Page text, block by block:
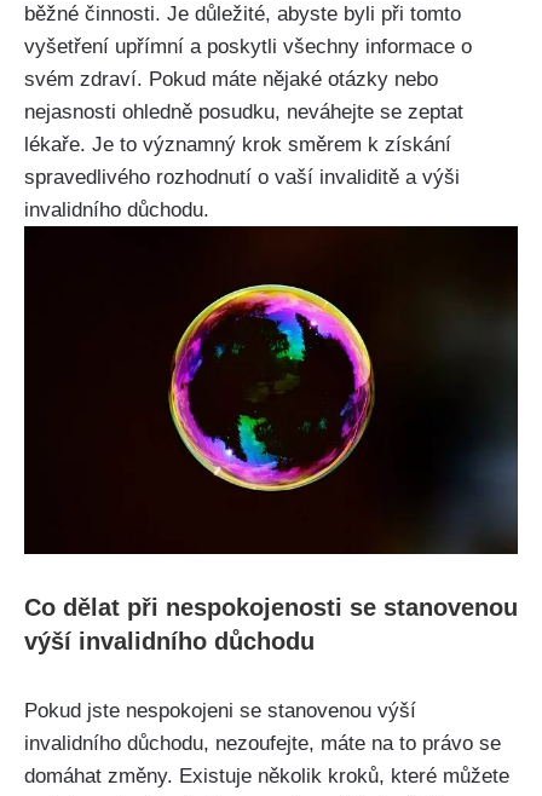
běžné činnosti. Je důležité, abyste byli při tomto
vyšetření upřímní a poskytli všechny informace o
svém zdraví. Pokud máte nějaké otázky nebo
nejasnosti ohledně posudku, neváhejte se zeptat
lékaře. Je to významný krok směrem k získání
spravedlivého rozhodnutí o vaší invaliditě a výši
invalidního důchodu.
Co dělat při nespokojenosti se stanovenou
výší invalidního důchodu
Pokud jste nespokojeni se stanovenou výší
invalidního důchodu, nezoufejte, máte na to právo se
domáhat změny. Existuje několik kroků, které můžete